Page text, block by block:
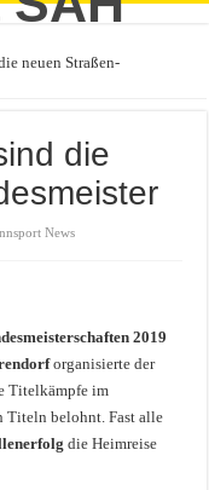
neuen Straßen-
die
News
2019
organisierte der
Titelkämpfe im
Titeln belohnt. Fast alle
die Heimreise